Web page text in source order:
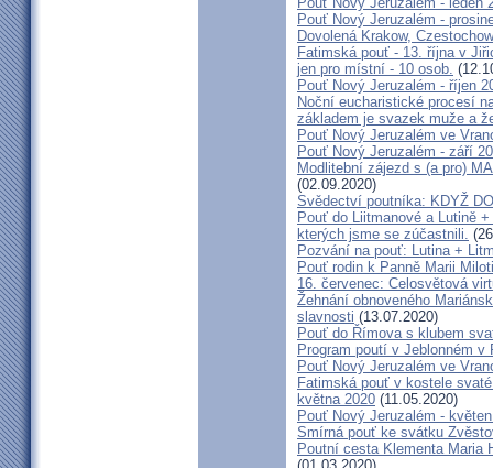
Pouť Nový Jeruzalém -
Dovolená Krakow,
Fatimská pouť - 13. října v
jen pro místní - 10 osob.
Pouť Nový Jeruzalém - říjen
Noční eucharistické procesí
základem je svazek muže a
Pouť Nový Jeruzalém ve
Pouť Nový Jeruzalém - září
Modlitební zájezd s (a pro)
(02.09.2020)
Svědectví poutníka: KDYŽ
Pouť do Liitmanové a Lutině
kterých jsme se zúčastnili.
Pozvání na pouť: Lutina +
Pouť rodin k Panně Marii
16. červenec: Celosvětová
Žehnání obnoveného
slavnosti (13.07.2020)
Pouť do Římova s klubem
Program poutí v Jeblonném v
Pouť Nový Jeruzalém ve
Fatimská pouť v kostele
května 2020 (11.05.2020)
Pouť Nový Jeruzalém -
Smírná pouť ke svátku
Poutní cesta Klementa Maria